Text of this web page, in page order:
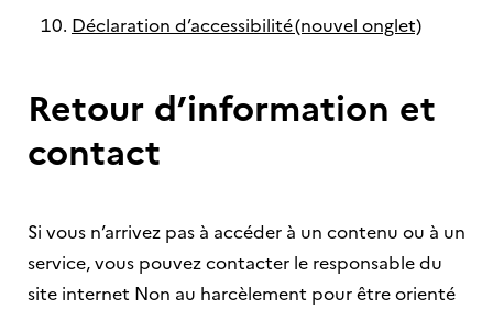
Déclaration d’accessibilité (nouvel onglet)
Retour d’information et
contact
Si vous n’arrivez pas à accéder à un contenu ou à un
service, vous pouvez contacter le responsable du
site internet Non au harcèlement pour être orienté